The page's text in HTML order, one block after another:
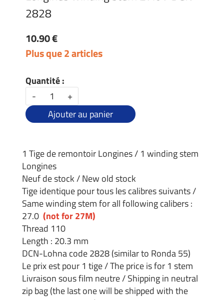
2828
10.90 €
Plus que 2 articles
Quantité :
-
+
Ajouter au panier
1 Tige de remontoir Longines / 1 winding stem
Longines
Neuf de stock / New old stock
Tige identique pour tous les calibres suivants /
Same winding stem for all following calibers :
27.0 (not for 27M)
Thread 110
Length : 20.3 mm
DCN-Lohna code 2828 (similar to Ronda 55)
Le prix est pour 1 tige / The price is for 1 stem
Livraison sous film neutre / Shipping in neutral
zip bag (the last one will be shipped with the